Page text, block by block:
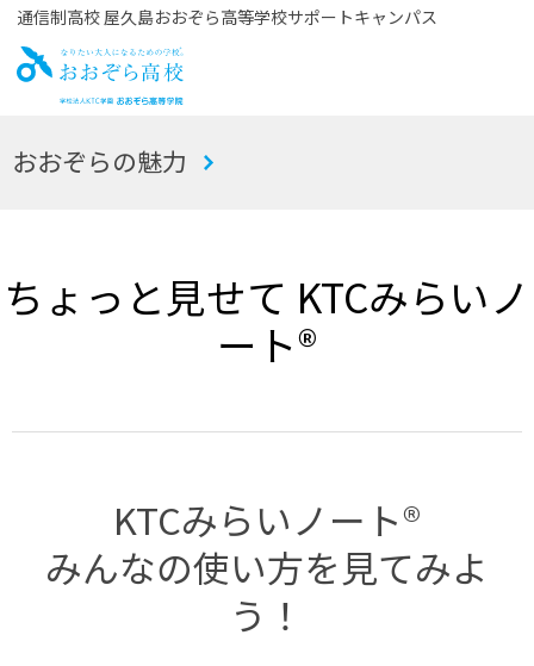
通信制高校 屋久島おおぞら高等学校サポートキャンパス
お
おおぞらの魅力
ちょっと見せて KTCみらいノ
ート®
KTCみらいノート®
みんなの使い方を見てみよ
う！